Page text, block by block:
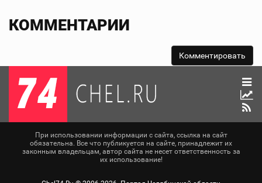
КОММЕНТАРИИ
При использовании информации с сайта, ссылка на сайт
обязательна. Все что публикуется на сайте, принадлежит их
законным владельцам, автор сайта не несет ответственность за
их использование!